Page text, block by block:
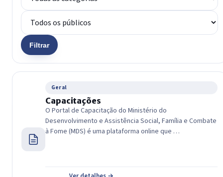
Filtrar
Geral
Capacitações
O Portal de Capacitação do Ministério do
Desenvolvimento e Assistência Social, Família e Combate
à Fome (MDS) é uma plataforma online que …